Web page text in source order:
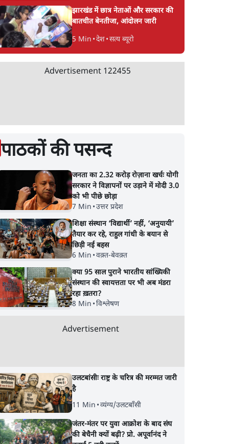
झारखंड में छात्र नेताओं और सरकार की
बातचीत बेनतीजा, आंदोलन जारी
5 Min •देश•सत्य ब्यूरो
Advertisement 122455
पाठकों की पसन्द
जनता का 2.32 करोड़ रोज़ाना खर्चः योगी
सरकार ने विज्ञापनों पर उड़ाने में मोदी 3.0
को भी पीछे छोड़ा
7 Min •उत्तर प्रदेश
शिक्षा संस्थान ‘विद्यार्थी’ नहीं, ‘अनुयायी’
तैयार कर रहे, राहुल गांधी के बयान से
छिड़ी नई बहस
6 Min •वक़्त-बेवक़्त
क्या 95 साल पुराने भारतीय सांख्यिकी
संस्थान की स्वायत्तता पर भी अब मंडरा
रहा ख़तरा?
8 Min •विश्लेषण
Advertisement
उलटबांसीः राष्ट्र के चरित्र की मरम्मत जारी
है
11 Min •व्यंग्य/उलटबाँसी
जंतर-मंतर पर युवा आक्रोश के बाद संघ
की बेचैनी क्यों बढ़ी? प्रो. अपूर्वानंद ने